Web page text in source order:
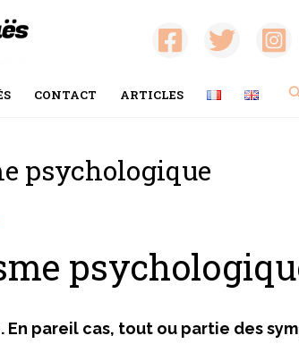
CONTACT ARTICLES
psychologique
En pareil cas, tout ou partie des